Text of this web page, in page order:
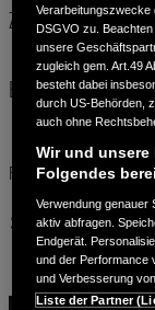
Zweifel über Ihr
Bitte wählen Sie
ERLENSEE – NÄHE
FRANKFURT/MAIN
TEMPLIN – NÄHE
Verarbeitungszwecke
DSGVO zu.
unsere
zugleich gem. Art.49
besteht dabei
durch US-Behörden,
auch ohne
Wir und unsere
Folgendes
Verwendung genauer
aktiv abfragen.
Endgerät.
und der Performance
und Verbesserung
Liste der Partner